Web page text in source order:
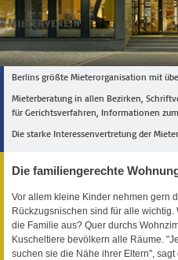
Berlins größte Mieterorganisation mit
Mieterberatung in allen Bezirken,
für Gerichtsverfahren, Informationen
Die starke Interessenvertretung der Mieter
Die familiengerechte
Vor allem kleine Kinder nehmen gern
Rückzugsnischen sind für alle
die Familie aus? Quer durchs
Kuscheltiere bevölkern alle Räume.
suchen sie die Nähe ihrer Eltern",